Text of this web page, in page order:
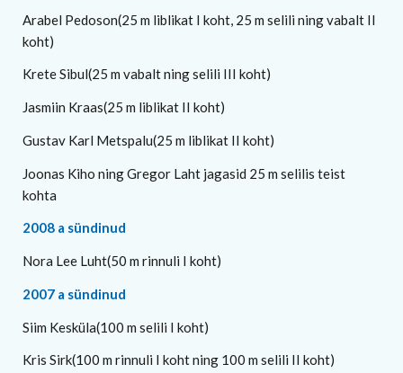
Arabel Pedoson(25 m liblikat I koht, 25 m selili ning vabalt II
koht)
Krete Sibul(25 m vabalt ning selili III koht)
Jasmiin Kraas(25 m liblikat II koht)
Gustav Karl Metspalu(25 m liblikat II koht)
Joonas Kiho ning Gregor Laht jagasid 25 m selilis teist
kohta
2008 a sündinud
Nora Lee Luht(50 m rinnuli I koht)
2007 a sündinud
Siim Kesküla(100 m selili I koht)
Kris Sirk(100 m rinnuli I koht ning 100 m selili II koht)